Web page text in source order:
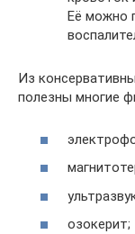
Её можно
Из
полезны многие
озокерит;